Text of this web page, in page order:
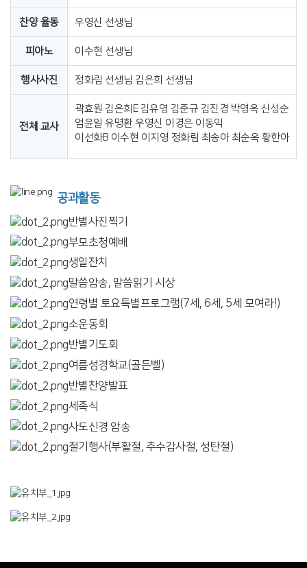
찬양 율동 우영신 선생님
피아노 이수현 선생님
행사사진 정화림 선생님 김은희 선생님
전체 교사
곽효원 김은희E 김유영 김준규 김진경 박영옥 신성순
엄윤일 유명환 우영신 이경은 이동익
이선화B 이수현 이지영 정화림 최송아 최순옥 황한아
공과활동
반별사진찍기
부모초청예배
생일잔치
말씀암송, 말씀읽기 시상
연령별 토요특별프로그램(7세, 6세, 5세 모여라!)
소운동회
반별기도회
여름성경학교(골든벨)
반별찬양발표
세족식
사도신경 암송
절기행사(부활절, 추수감사절, 성탄절)